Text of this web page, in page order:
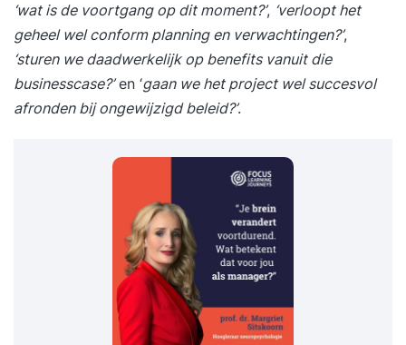
‘wat is de voortgang op dit moment?’, ‘verloopt het
geheel wel conform planning en verwachtingen?’,
‘sturen we daadwerkelijk op benefits vanuit die
businesscase?’en ‘gaan we het project wel succesvol
afronden bij ongewijzigd beleid?’.